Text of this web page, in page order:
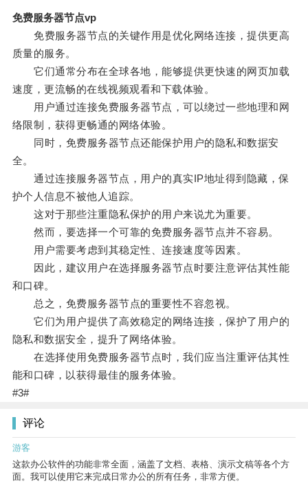
免费服务器节点vp
免费服务器节点的关键作用是优化网络连接，提供更高
质量的服务。
它们通常分布在全球各地，能够提供更快速的网页加载
速度，更流畅的在线视频观看和下载体验。
用户通过连接免费服务器节点，可以绕过一些地理和网
络限制，获得更畅通的网络体验。
同时，免费服务器节点还能保护用户的隐私和数据安
全。
通过连接服务器节点，用户的真实IP地址得到隐藏，保
护个人信息不被他人追踪。
这对于那些注重隐私保护的用户来说尤为重要。
然而，要选择一个可靠的免费服务器节点并不容易。
用户需要考虑到其稳定性、连接速度等因素。
因此，建议用户在选择服务器节点时要注意评估其性能
和口碑。
总之，免费服务器节点的重要性不容忽视。
它们为用户提供了高效稳定的网络连接，保护了用户的
隐私和数据安全，提升了网络体验。
在选择使用免费服务器节点时，我们应当注重评估其性
能和口碑，以获得最佳的服务体验。
#3#
评论
游客
这款办公软件的功能非常全面，涵盖了文档、表格、演示文稿等各个方
面。我可以使用它来完成日常办公的所有任务，非常方便。